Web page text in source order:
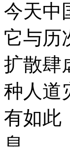
今天中
它与历
扩散肆
种人道
有如此